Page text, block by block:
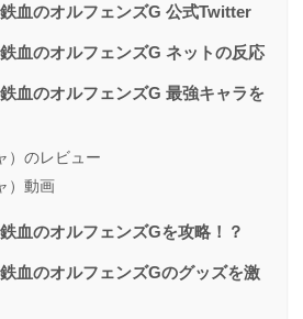
血のオルフェンズG 公式Twitter
血のオルフェンズG ネットの反応
血のオルフェンズG 最強キャラを
）のレビュー
）動画
血のオルフェンズGを攻略！？
血のオルフェンズGのグッズを激